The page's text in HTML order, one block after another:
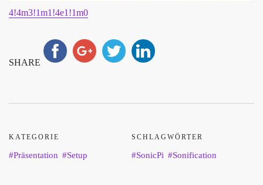
4!4m3!1m1!4e1!1m0
SHARE
KATEGORIE
Präsentation Setup
SCHLAGWÖRTER
SonicPi Sonification